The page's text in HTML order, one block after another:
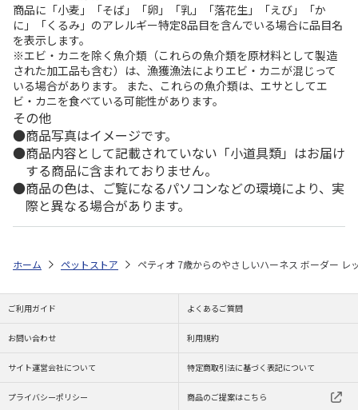
商品に「小麦」「そば」「卵」「乳」「落花生」「えび」「か
に」「くるみ」のアレルギー特定8品目を含んでいる場合に品目名
を表示します。
※エビ・カニを除く魚介類（これらの魚介類を原材料として製造
された加工品も含む）は、漁獲漁法によりエビ・カニが混じって
いる場合があります。 また、これらの魚介類は、エサとしてエ
ビ・カニを食べている可能性があります。
その他
商品写真はイメージです。
商品内容として記載されていない「小道具類」はお届け
する商品に含まれておりません。
商品の色は、ご覧になるパソコンなどの環境により、実
際と異なる場合があります。
ホーム ペットストア ペティオ 7歳からのやさしいハーネス ボーダー レ
ご利用ガイド よくあるご質問
お問い合わせ 利用規約
サイト運営会社について 特定商取引法に基づく表記について
プライバシーポリシー 商品のご提案はこちら